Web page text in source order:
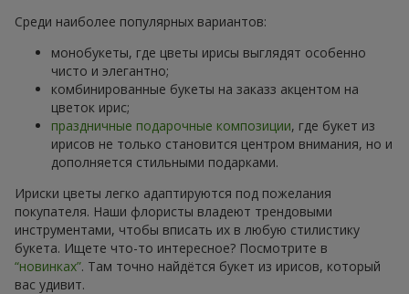
Среди наиболее популярных вариантов:
монобукеты, где цветы ирисы выглядят особенно
чисто и элегантно;
комбинированные букеты на заказз акцентом на
цветок ирис;
праздничные подарочные композиции, где букет из
ирисов не только становится центром внимания, но и
дополняется стильными подарками.
Ириски цветы легко адаптируются под пожелания
покупателя. Наши флористы владеют трендовыми
инструментами, чтобы вписать их в любую стилистику
букета. Ищете что-то интересное? Посмотрите в
“новинках”. Там точно найдётся букет из ирисов, который
вас удивит.